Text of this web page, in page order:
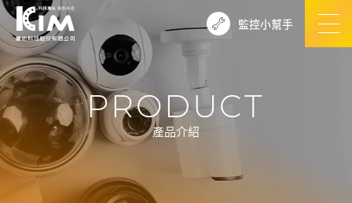
監控小幫手
PRODUCT
產品介紹